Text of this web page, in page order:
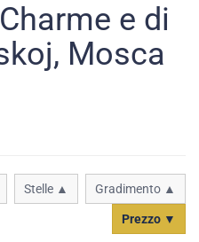
e di
Mosca
Stelle ▲ Gradimento ▲
Prezzo ▼